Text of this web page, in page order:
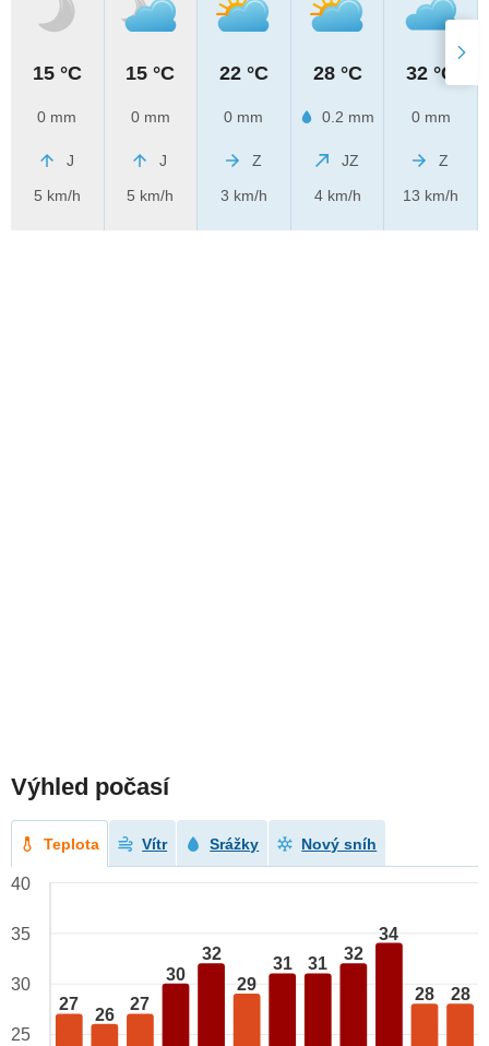
15 °C
0 mm
J
5 km/h
15 °C
0 mm
J
5 km/h
22 °C
0 mm
Z
3 km/h
28 °C
0.2 mm
JZ
4 km/h
32 °C
0 mm
Z
13 km/h
Výhled počasí
Teplota Vítr Srážky Nový sníh
27
26
27
30
32
29
31 31
32
34
28 28
40
35
30
25